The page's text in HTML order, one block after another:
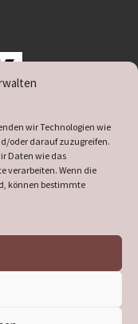
wir Technologien wie
oder darauf zuzugreifen.
Daten wie das
verarbeiten. Wenn die
können bestimmte
vorbehalten